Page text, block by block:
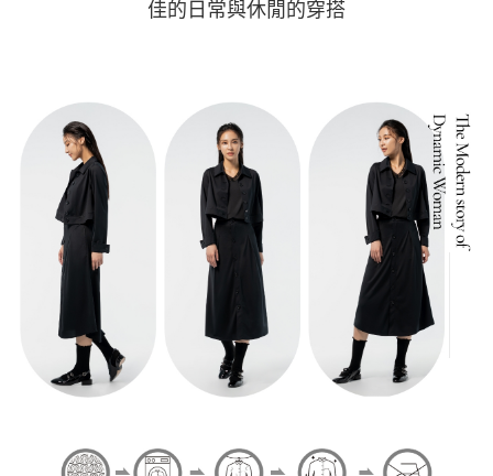
佳的日常與休閒的穿搭